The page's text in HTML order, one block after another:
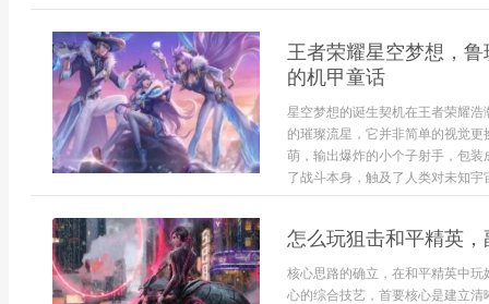
王者荣耀星空梦想，
的机甲童话
星空梦想的诞生契机在王者荣耀
的璀璨流星，它并非简单的视觉
萌，输出爆炸的小个子射手，包
了战斗本身，触及了人类对未知
怎么玩狙击和平精英
核心思路的确立，在和平精英中
心的综合技艺，首要核心是建立